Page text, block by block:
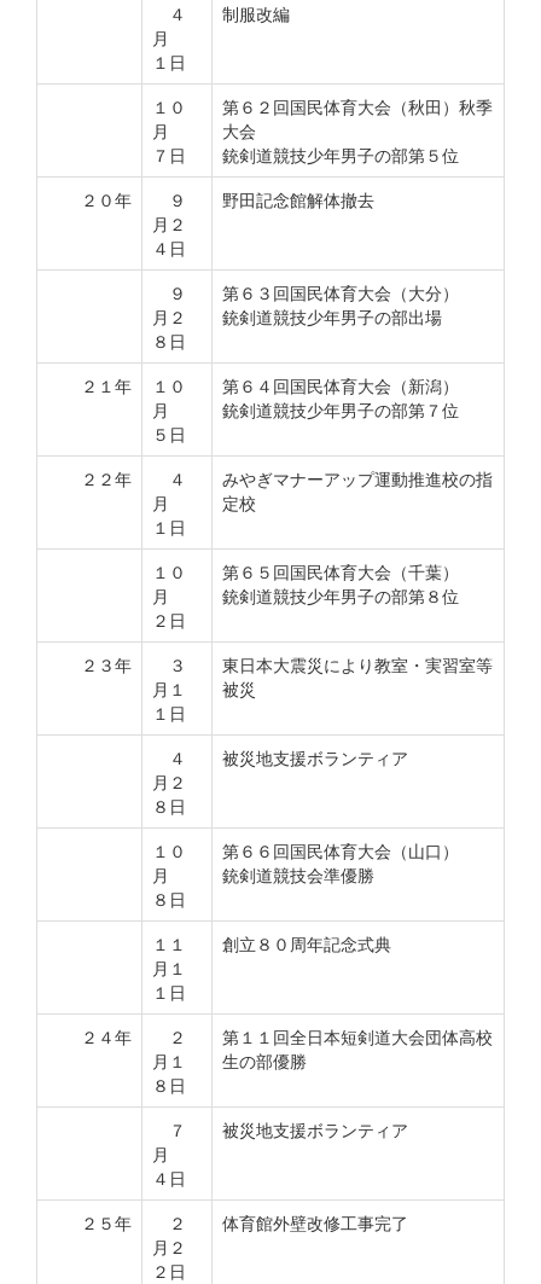
４
月
１日
制服改編
１０
月
７日
第６２回国民体育大会（秋田）秋季
大会
銃剣道競技少年男子の部第５位
２０年
９
月２
４日
野田記念館解体撤去
９
月２
８日
第６３回国民体育大会（大分）
銃剣道競技少年男子の部出場
２１年
１０
月
５日
第６４回国民体育大会（新潟）
銃剣道競技少年男子の部第７位
２２年
４
月
１日
みやぎマナーアップ運動推進校の指
定校
１０
月
２日
第６５回国民体育大会（千葉）
銃剣道競技少年男子の部第８位
２３年
３
月１
１日
東日本大震災により教室・実習室等
被災
４
月２
８日
被災地支援ボランティア
１０
月
８日
第６６回国民体育大会（山口）
銃剣道競技会準優勝
１１
月１
１日
創立８０周年記念式典
２４年
２
月１
８日
第１１回全日本短剣道大会団体高校
生の部優勝
７
月
４日
被災地支援ボランティア
２５年
２
月２
２日
体育館外壁改修工事完了